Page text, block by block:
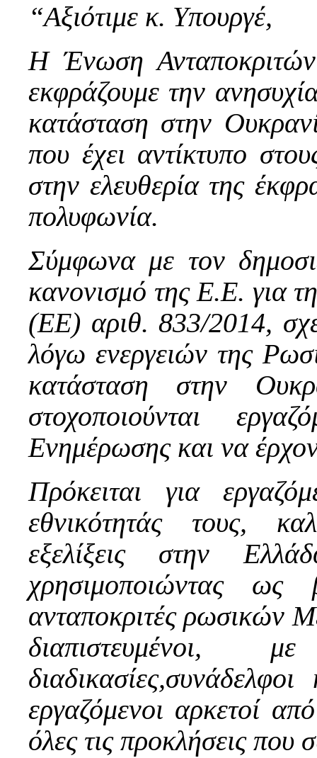
“Αξιότιμε κ. Υπουργέ,
Η Ένωση
εκφράζουμε την
κατάσταση στην
που έχει αντίκτυπο
στην ελευθερία της
πολυφωνία.
Σύμφωνα με τον
κανονισμό της Ε.Ε. για
(ΕΕ) αριθ. 833/2014,
λόγω ενεργειών της
κατάσταση στην
στοχοποιούνται
Ενημέρωσης και να
Πρόκειται για
εθνικότητάς τους,
εξελίξεις στην
χρησιμοποιώντας
ανταποκριτές ρωσικών
εργαζόμενοι αρκετοί
όλες τις προκλήσεις που